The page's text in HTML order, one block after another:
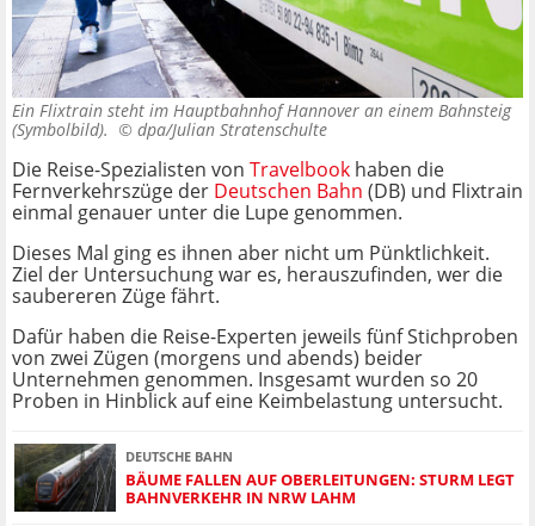
Ein Flixtrain steht im Hauptbahnhof Hannover an einem Bahnsteig
(Symbolbild). © dpa/Julian Stratenschulte
Die Reise-Spezialisten von Travelbook haben die
Fernverkehrszüge der Deutschen Bahn (DB) und Flixtrain
einmal genauer unter die Lupe genommen.
Dieses Mal ging es ihnen aber nicht um Pünktlichkeit.
Ziel der Untersuchung war es, herauszufinden, wer die
saubereren Züge fährt.
Dafür haben die Reise-Experten jeweils fünf Stichproben
von zwei Zügen (morgens und abends) beider
Unternehmen genommen. Insgesamt wurden so 20
Proben in Hinblick auf eine Keimbelastung untersucht.
DEUTSCHE BAHN
BÄUME FALLEN AUF OBERLEITUNGEN: STURM LEGT
BAHNVERKEHR IN NRW LAHM